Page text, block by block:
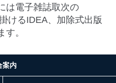
は電子雑誌取次の
けるIDEA、加除式出版
。
案内